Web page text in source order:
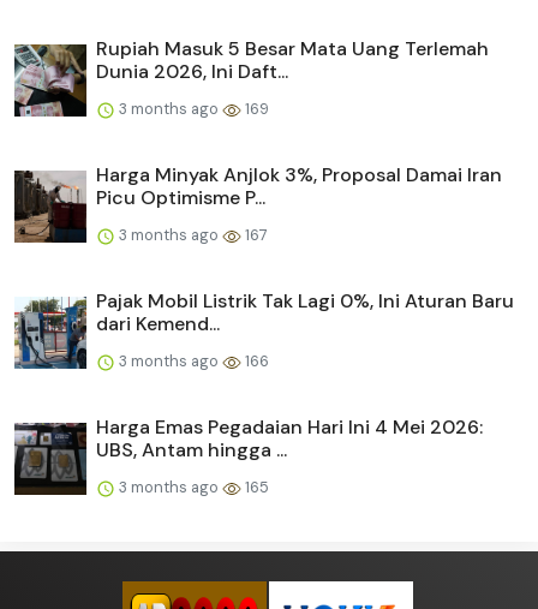
Rupiah Masuk 5 Besar Mata Uang Terlemah
Dunia 2026, Ini Daft...
3 months ago 169
Harga Minyak Anjlok 3%, Proposal Damai Iran
Picu Optimisme P...
3 months ago 167
Pajak Mobil Listrik Tak Lagi 0%, Ini Aturan Baru
dari Kemend...
3 months ago 166
Harga Emas Pegadaian Hari Ini 4 Mei 2026:
UBS, Antam hingga ...
3 months ago 165